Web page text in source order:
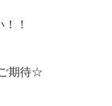
！
期待☆